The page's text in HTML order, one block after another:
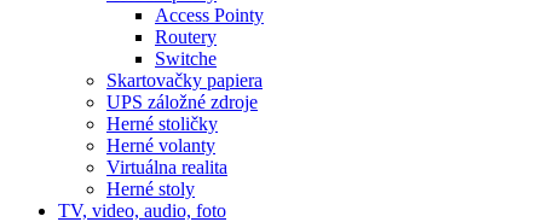
Access Pointy
Routery
Switche
Skartovačky papiera
UPS záložné zdroje
Herné stoličky
Herné volanty
Virtuálna realita
Herné stoly
TV, video, audio, foto